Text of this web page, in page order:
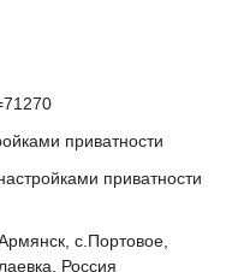
приватности
приватности
с.Портовое,
Россия